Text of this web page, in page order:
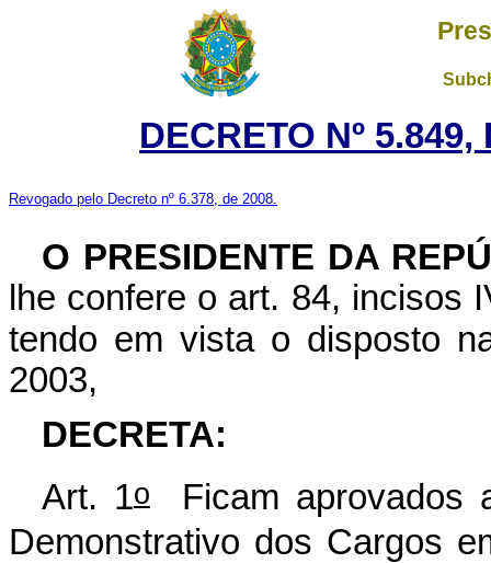
DECRETO Nº
Revogado pelo Decreto nº 6.378, de 2008.
O PRESIDENTE DA
lhe confere o art. 84, incisos
tendo em vista o disposto
2003,
DECRETA:
Art. 1oFicam aprovados
Demonstrativo dos Cargos